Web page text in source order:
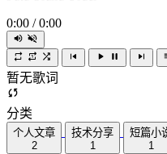
0:00 / 0:00
暂无歌词
分类
个人文章
2
技术分享
1
短篇小
1